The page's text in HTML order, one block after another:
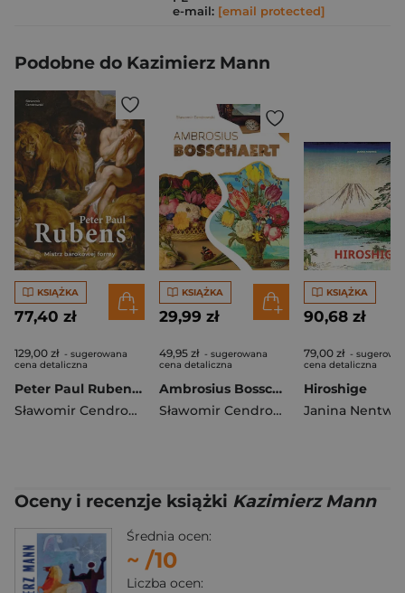
e-mail: [email protected]
Podobne do Kazimierz Mann
KSIĄŻKA
77,40 zł
129,00 zł - sugerowana
cena detaliczna
Peter Paul Rubens. Mistrz barokowej formy
Sławomir Cendrowski
KSIĄŻKA
29,99 zł
49,95 zł - sugerowana
cena detaliczna
Ambrosius Bosschaert
Sławomir Cendrowski
KSIĄŻKA
90,68 zł
79,00 zł -
cena detaliczna
Hiroshige
Janina
Oceny i recenzje książki Kazimierz Mann
Średnia ocen:
~ /10
Liczba ocen: